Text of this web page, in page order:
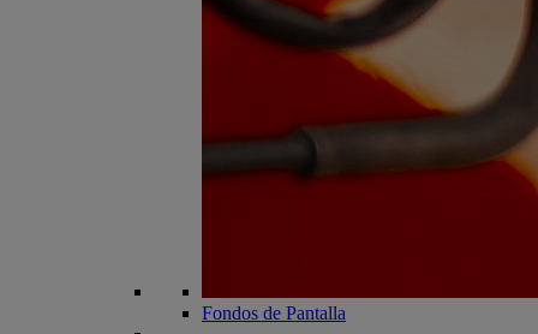
Fondos de Pantalla